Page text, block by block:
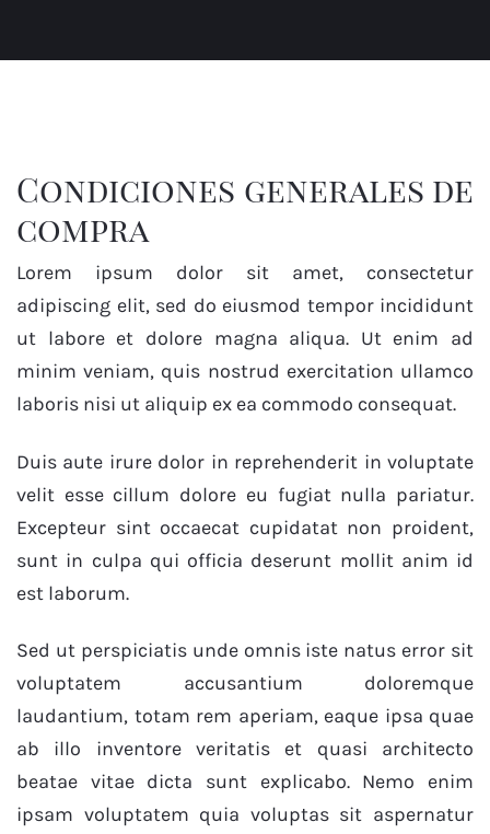
Condiciones generales de
compra
Lorem ipsum dolor sit amet, consectetur
adipiscing elit, sed do eiusmod tempor incididunt
ut labore et dolore magna aliqua. Ut enim ad
minim veniam, quis nostrud exercitation ullamco
laboris nisi ut aliquip ex ea commodo consequat.
Duis aute irure dolor in reprehenderit in voluptate
velit esse cillum dolore eu fugiat nulla pariatur.
Excepteur sint occaecat cupidatat non proident,
sunt in culpa qui officia deserunt mollit anim id
est laborum.
Sed ut perspiciatis unde omnis iste natus error sit
voluptatem accusantium doloremque
laudantium, totam rem aperiam, eaque ipsa quae
ab illo inventore veritatis et quasi architecto
beatae vitae dicta sunt explicabo. Nemo enim
ipsam voluptatem quia voluptas sit aspernatur